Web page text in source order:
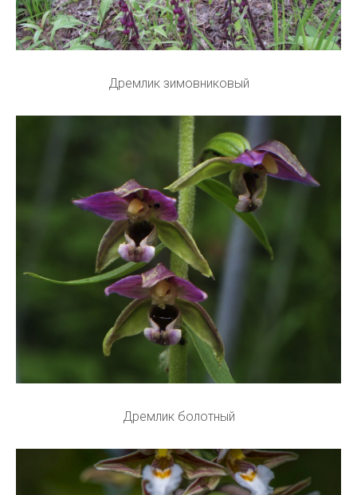
Дремлик зимовниковый
Дремлик болотный